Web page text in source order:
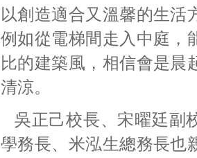
以創造適合又溫馨的生活
例如從電梯間走入中庭，
比的建築風，相信會是晨
清涼。
吳正己校長、宋曜廷副
學務長、米泓生總務長也